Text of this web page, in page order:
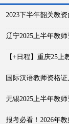
2023下半年韶关教
辽宁2025上半年教
【+日程】重庆25
国际汉语教师资格
无锡2025上半年教
报考必看！2026年